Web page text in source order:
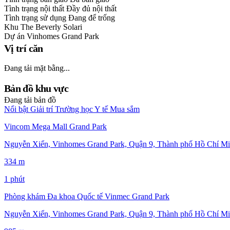
Tình trạng nội thất Đầy đủ nội thất
Tình trạng sử dụng Đang để trống
Khu The Beverly Solari
Dự án Vinhomes Grand Park
Vị trí căn
Đang tải mặt bằng...
Bản đồ khu vực
Đang tải bản đồ
Nổi bật Giải trí Trường họcY tế Mua sắm
Vincom Mega Mall Grand Park
Nguyễn Xiển, Vinhomes Grand Park, Quận 9, Thành phố Hồ Chí
334 m
1 phút
Phòng khám Đa khoa Quốc tế Vinmec Grand Park
Nguyễn Xiển, Vinhomes Grand Park, Quận 9, Thành phố Hồ Chí